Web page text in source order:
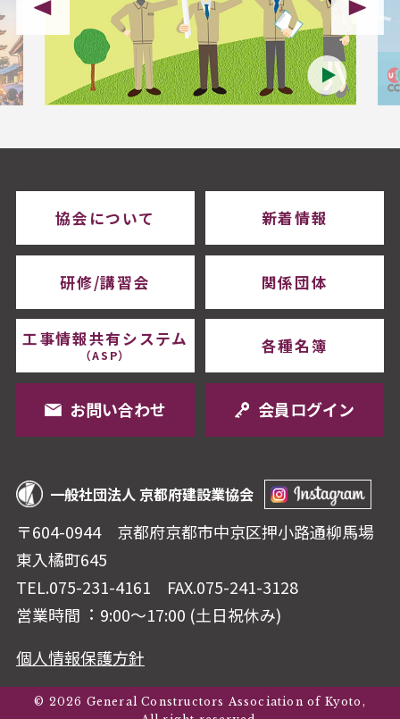
協会について 新着情報
研修/講習会 関係団体
工事情報共有システム
（ASP） 各種名簿
会員ログイン
お問い合わせ
一般社団法人 京都府建設業協会
〒604-0944 京都府京都市中京区押⼩路通柳⾺場
東⼊橘町645
TEL.075-231-4161 FAX.075-241-3128
営業時間︓ 9:00〜17:00 (⼟⽇祝休み)
個人情報保護方針
© 2026 General Constructors Association of Kyoto,